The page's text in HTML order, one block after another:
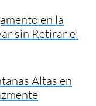
en la
sin Retirar el
Altas en